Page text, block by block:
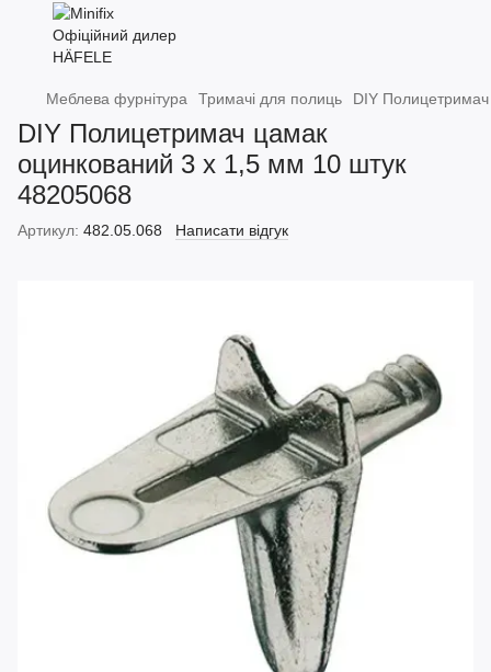
Меблева фурнітура Тримачі для полиць DIY
DIY Полицетримач цамак
оцинкований 3 х 1,5 мм 10 штук
48205068
Артикул: 482.05.068 Написати відгук